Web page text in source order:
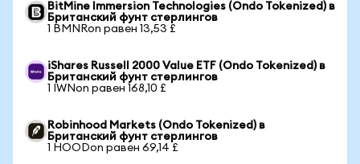
BitMine Immersion Technologies (Ondo Tokenized) в
Британский фунт стерлингов
1 BMNRon равен 13,53 £
iShares Russell 2000 Value ETF (Ondo Tokenized) в
Британский фунт стерлингов
1 IWNon равен 168,10 £
Robinhood Markets (Ondo Tokenized) в
Британский фунт стерлингов
1 HOODon равен 69,14 £